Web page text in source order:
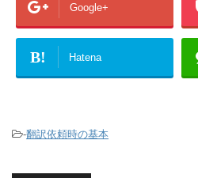
Google+
B! Hatena
-翻訳依頼時の基本